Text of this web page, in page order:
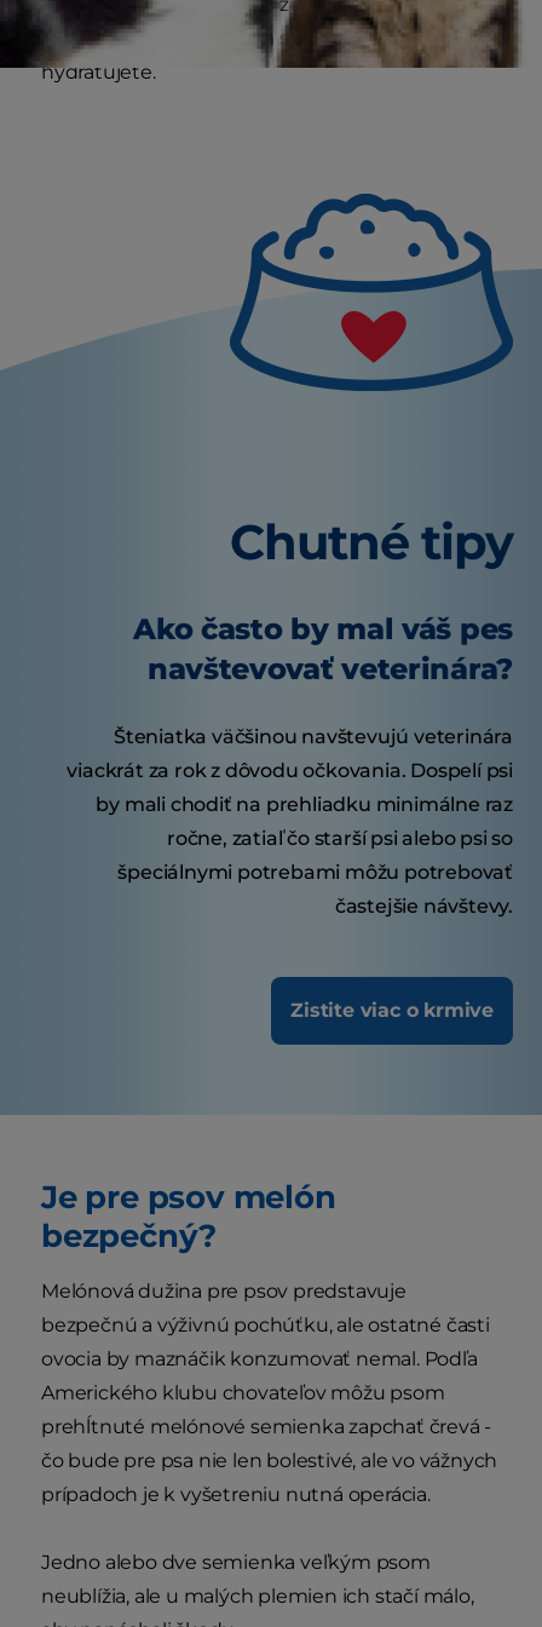
psa počas leta kreatívym spôsobom ochladíte a
hydratujete.
Chutné tipy
Ako často by mal váš pes
navštevovať veterinára?
Šteniatka väčšinou navštevujú veterinára
viackrát za rok z dôvodu očkovania. Dospelí psi
by mali chodiť na prehliadku minimálne raz
ročne, zatiaľ čo starší psi alebo psi so
špeciálnymi potrebami môžu potrebovať
častejšie návštevy.
Zistite viac o krmive
Je pre psov melón
bezpečný?
Melónová dužina pre psov predstavuje
bezpečnú a výživnú pochúťku, ale ostatné časti
ovocia by maznáčik konzumovať nemal. Podľa
Amerického klubu chovateľov môžu psom
prehĺtnuté melónové semienka zapchať črevá -
čo bude pre psa nie len bolestivé, ale vo vážnych
prípadoch je k vyšetreniu nutná operácia.
Jedno alebo dve semienka veľkým psom
neublížia, ale u malých plemien ich stačí málo,